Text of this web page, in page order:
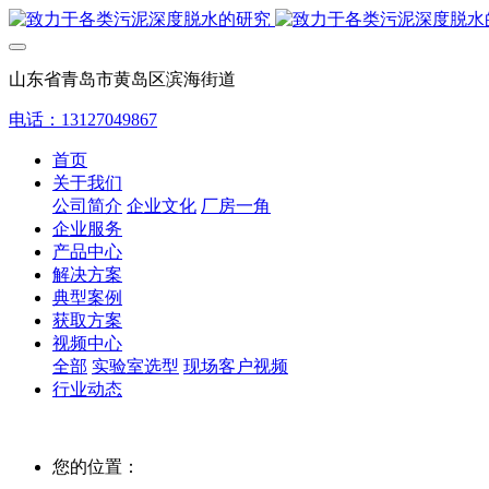
山东省青岛市黄岛区滨海街道
电话：13127049867
首页
关于我们
公司简介 企业文化 厂房一角
企业服务
产品中心
解决方案
典型案例
获取方案
视频中心
全部 实验室选型 现场客户视频
行业动态
您的位置：